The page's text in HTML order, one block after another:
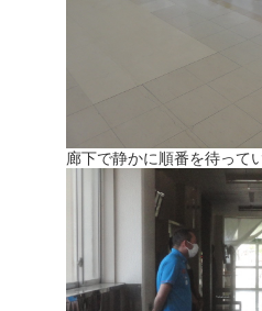
廊下で静かに順番を待って